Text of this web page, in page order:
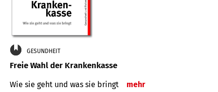
GESUNDHEIT
Freie Wahl der Krankenkasse
Wie sie geht und was sie bringt mehr